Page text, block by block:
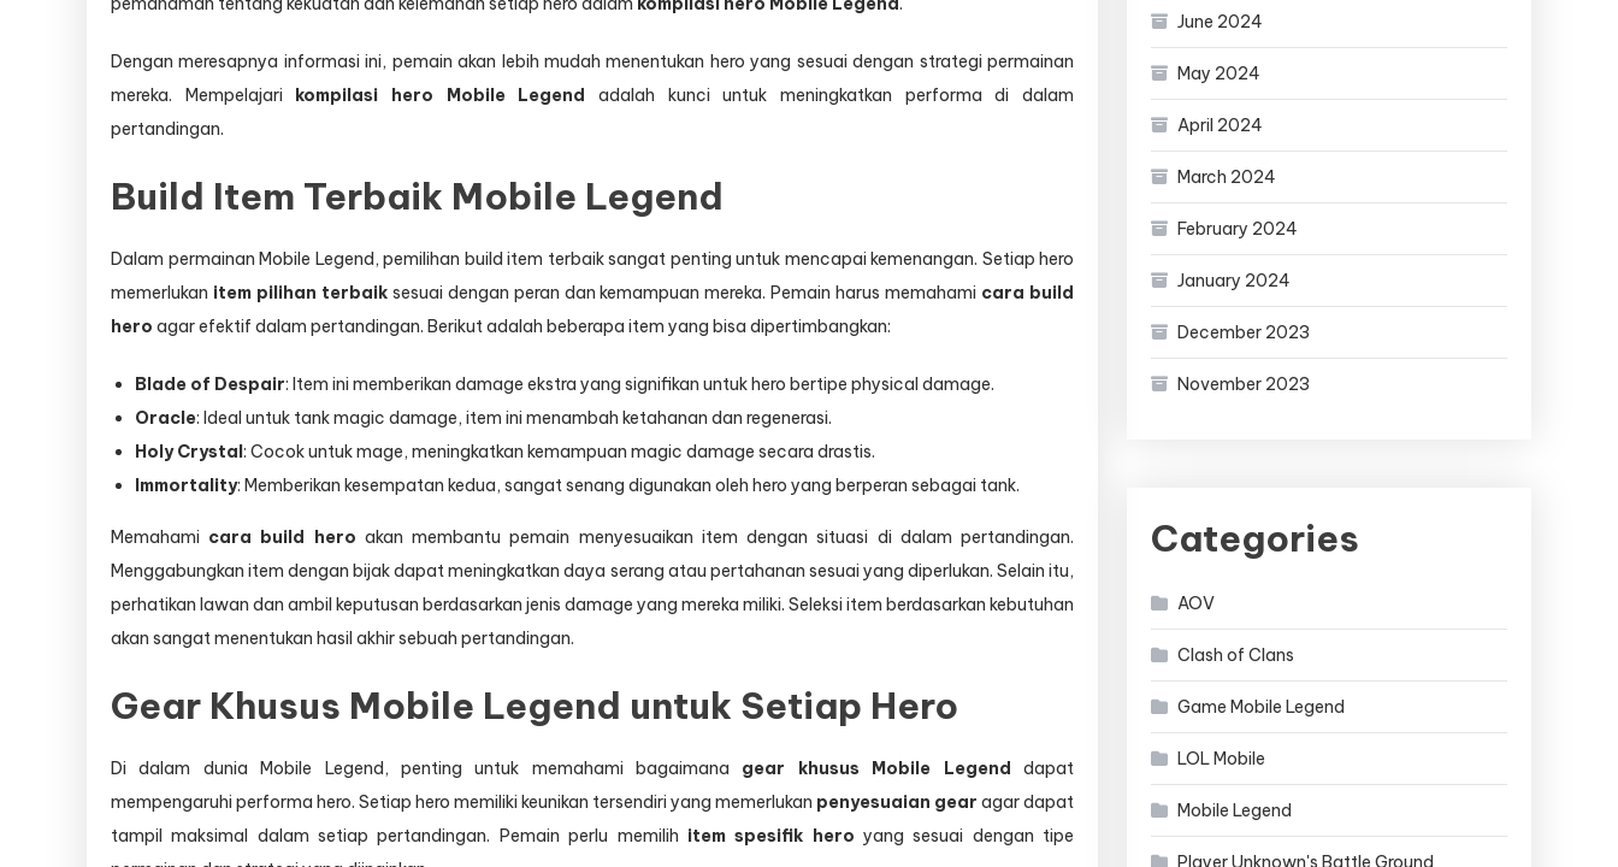
Dengan meresapnya informasi ini, pemain akan lebih mudah menentukan hero yang sesuai dengan strategi permainan
mereka. Mempelajari kompilasi hero Mobile Legend adalah kunci untuk meningkatkan performa di dalam
pertandingan.
Build Item Terbaik Mobile Legend
Dalam permainan Mobile Legend, pemilihan build item terbaik sangat penting untuk mencapai kemenangan. Setiap hero
memerlukan item pilihan terbaiksesuai dengan peran dan kemampuan mereka. Pemain harus memahami cara build
hero agar efektif dalam pertandingan. Berikut adalah beberapa item yang bisa dipertimbangkan:
Blade of Despair: Item ini memberikan damage ekstra yang signifikan untuk hero bertipe physical damage.
Oracle: Ideal untuk tank magic damage, item ini menambah ketahanan dan regenerasi.
Holy Crystal: Cocok untuk mage, meningkatkan kemampuan magic damage secara drastis.
Immortality: Memberikan kesempatan kedua, sangat senang digunakan oleh hero yang berperan sebagai tank.
Memahami cara build hero akan membantu pemain menyesuaikan item dengan situasi di dalam pertandingan.
Menggabungkan item dengan bijak dapat meningkatkan daya serang atau pertahanan sesuai yang diperlukan. Selain itu,
perhatikan lawan dan ambil keputusan berdasarkan jenis damage yang mereka miliki. Seleksi item berdasarkan kebutuhan
akan sangat menentukan hasil akhir sebuah pertandingan.
Gear Khusus Mobile Legend untuk Setiap Hero
Di dalam dunia Mobile Legend, penting untuk memahami bagaimana gear khusus Mobile Legend dapat
mempengaruhi performa hero. Setiap hero memiliki keunikan tersendiri yang memerlukan penyesuaian gear agar dapat
tampil maksimal dalam setiap pertandingan. Pemain perlu memilih item spesifik hero yang sesuai dengan tipe
June 2024
May 2024
April 2024
March 2024
February 2024
January 2024
December 2023
November 2023
Categories
AOV
Clash of Clans
Game Mobile Legend
LOL Mobile
Mobile Legend
Player Unknown's Battle Ground